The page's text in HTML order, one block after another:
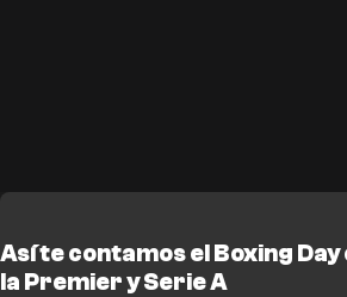
Así te contamos el Boxing Day
la Premier y Serie A